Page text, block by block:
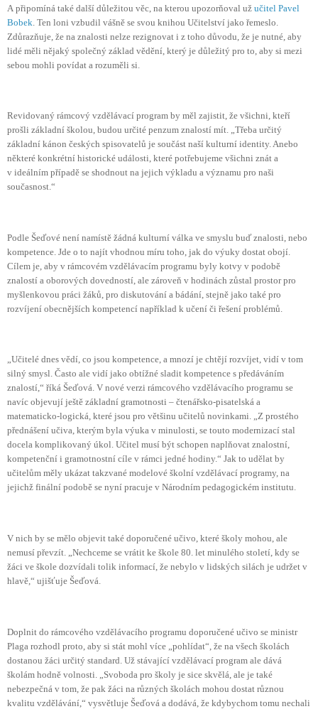
A připomíná také další důležitou věc, na kterou upozorňoval už učitel Pavel
Bobek . Ten loni vzbudil vášně se svou knihou Učitelství jako řemeslo.
Zdůrazňuje, že na znalosti nelze rezignovat i z toho důvodu, že je nutné, aby
lidé měli nějaký společný základ vědění, který je důležitý pro to, aby si mezi
sebou mohli povídat a rozuměli si.
Revidovaný rámcový vzdělávací program by měl zajistit, že všichni, kteří
prošli základní školou, budou určité penzum znalostí mít. „Třeba určitý
základní kánon českých spisovatelů je součást naší kulturní identity. Anebo
některé konkrétní historické události, které potřebujeme všichni znát a
v ideálním případě se shodnout na jejich výkladu a významu pro naši
současnost.“
Podle Šeďové není namístě žádná kulturní válka ve smyslu buď znalosti, nebo
kompetence. Jde o to najít vhodnou míru toho, jak do výuky dostat obojí.
Cílem je, aby v rámcovém vzdělávacím programu byly kotvy v podobě
znalostí a oborových dovedností, ale zároveň v hodinách zůstal prostor pro
myšlenkovou práci žáků, pro diskutování a bádání, stejně jako také pro
rozvíjení obecnějších kompetencí například k učení či řešení problémů.
„Učitelé dnes vědí, co jsou kompetence, a mnozí je chtějí rozvíjet, vidí v tom
silný smysl. Často ale vidí jako obtížné sladit kompetence s předáváním
znalostí,“ říká Šeďová. V nové verzi rámcového vzdělávacího programu se
navíc objevují ještě základní gramotnosti – čtenářsko-pisatelská a
matematicko-logická, které jsou pro většinu učitelů novinkami. „Z prostého
přednášení učiva, kterým byla výuka v minulosti, se touto modernizací stal
docela komplikovaný úkol. Učitel musí být schopen naplňovat znalostní,
kompetenční i gramotnostní cíle v rámci jedné hodiny.“ Jak to udělat by
učitelům měly ukázat takzvané modelové školní vzdělávací programy, na
jejichž finální podobě se nyní pracuje v Národním pedagogickém institutu.
V nich by se mělo objevit také doporučené učivo, které školy mohou, ale
nemusí převzít. „Nechceme se vrátit ke škole 80. let minulého století, kdy se
žáci ve škole dozvídali tolik informací, že nebylo v lidských silách je udržet v
hlavě,“ ujišťuje Šeďová.
Doplnit do rámcového vzdělávacího programu doporučené učivo se ministr
Plaga rozhodl proto, aby si stát mohl více „pohlídat“, že na všech školách
dostanou žáci určitý standard. Už stávající vzdělávací program ale dává
školám hodně volnosti. „Svoboda pro školy je sice skvělá, ale je také
nebezpečná v tom, že pak žáci na různých školách mohou dostat různou
kvalitu vzdělávání,“ vysvětluje Šeďová a dodává, že kdybychom tomu nechali